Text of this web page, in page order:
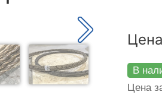
В
Цена